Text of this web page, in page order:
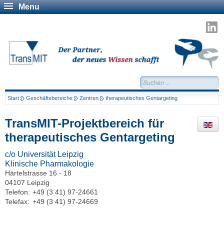
Menu
Suchen...
Start Geschäftsbereiche Zentren therapeutisches Gentargeting
TransMIT-Projektbereich für
therapeutisches Gentargeting
c/o Universität Leipzig
Klinische Pharmakologie
Härtelstrasse 16 - 18
04107 Leipzig
Telefon: +49 (3 41) 97-24661
Telefax: +49 (3 41) 97-24669